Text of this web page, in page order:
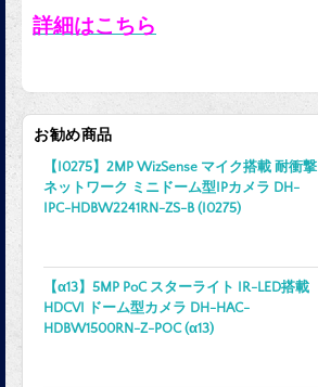
詳細はこちら
お勧め商品
【I0275】2MP WizSense マイク搭載 耐衝撃
ネットワーク ミニドーム型IPカメラ DH-
IPC-HDBW2241RN-ZS-B (I0275)
【α13】5MP PoC スターライト IR-LED搭載
HDCVI ドーム型カメラ DH-HAC-
HDBW1500RN-Z-POC (α13)